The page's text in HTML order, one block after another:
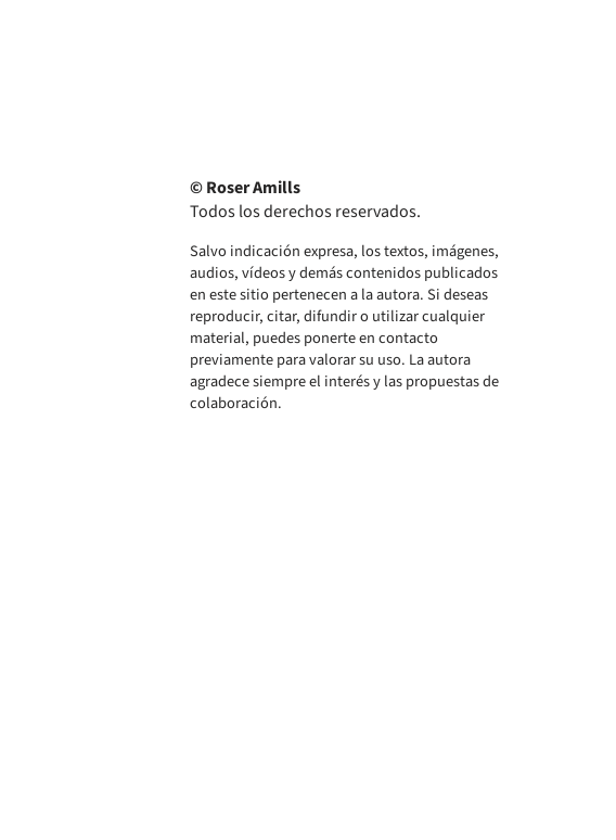
© Roser Amills
Todos los derechos reservados.
Salvo indicación expresa, los textos, imágenes,
audios, vídeos y demás contenidos publicados
en este sitio pertenecen a la autora. Si deseas
reproducir, citar, difundir o utilizar cualquier
material, puedes ponerte en contacto
previamente para valorar su uso. La autora
agradece siempre el interés y las propuestas de
colaboración.